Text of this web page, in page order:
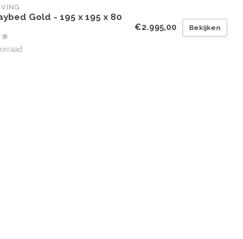
Gold - 195 x 195 x 80
€2.995,00 Bekijken